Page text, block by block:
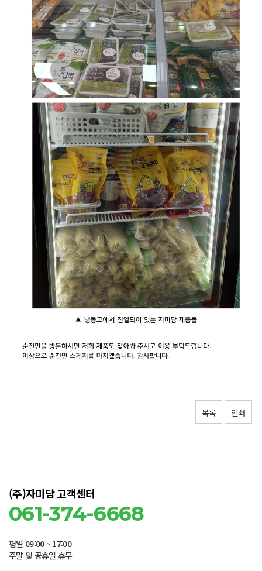
목록 인쇄
(주)자미담 고객센터
061-374-6668
평일 09:00 ~ 17:00
주말 및 공휴일 휴무